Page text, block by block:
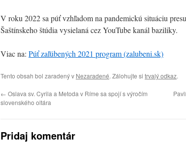
V roku 2022 sa púť vzhľadom na pandemickú situáciu
Šaštínskeho štúdia vysielaná cez YouTube kanál baziliky.
Viac na: Púť zaľúbených 2021 program (zalubeni.sk)
Tento obsah bol zaradený v Nezaradené. Zálohujte si trvalý odkaz.
← Oslava sv. Cyrila a Metoda v Ríme sa spojí s výročím
slovenského oltára
Pridaj komentár